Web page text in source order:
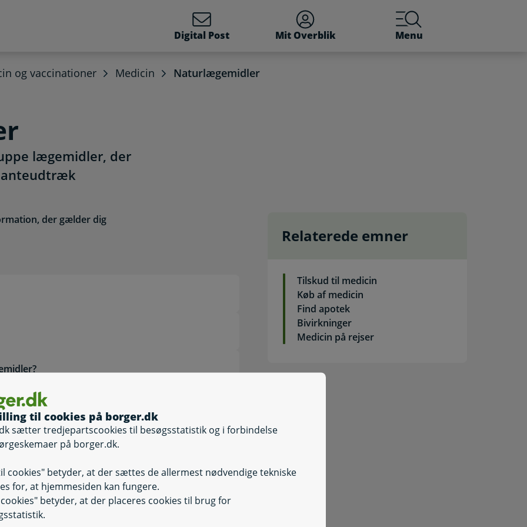
til cookies på borger.dk
sætter tredjepartscookies til besøgsstatistik og i forbindelse
på borger.dk.
cookies" betyder, at der sættes de allermest nødvendige tekniske
for, at hjemmesiden kan fungere.
cookies" betyder, at der placeres cookies til brug for
Digital Post
Mit Overblik Menu
og vaccinationer Medicin Naturlægemidler
lægemidler, der
der gælder dig
Selvbetjening
Relaterede emner
Tilskud til medicin
Køb af medicin
Find apotek
Bivirkninger
Medicin på rejser